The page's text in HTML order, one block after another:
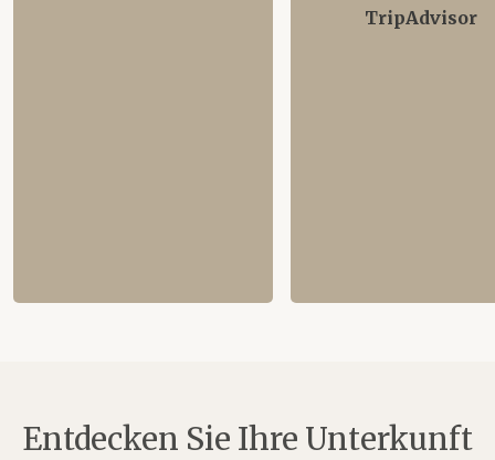
TripAdvisor
Entdecken Sie Ihre Unterkunft